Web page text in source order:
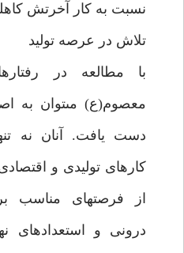
نسبت به كار آخرتش
تلاش در عرصه توليد
با مطالعه در
معصوم(ع) مى‏توان به
دست يافت. آنان نه
كارهاى توليدى و
از فرصت‏هاى مناسب
درونى و استعدادهاى